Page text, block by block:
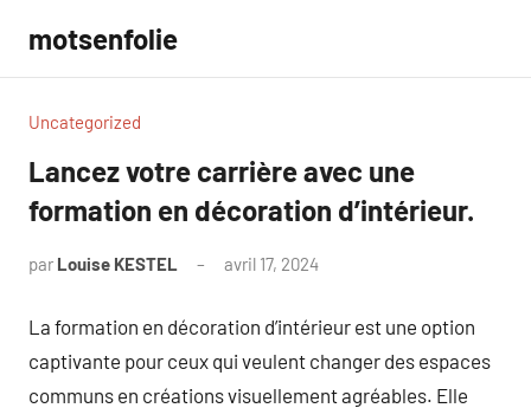
contenu
motsenfolie
Uncategorized
Lancez votre carrière avec une
formation en décoration d’intérieur.
par Louise KESTEL avril 17, 2024
La formation en décoration d’intérieur est une option
captivante pour ceux qui veulent changer des espaces
communs en créations visuellement agréables. Elle